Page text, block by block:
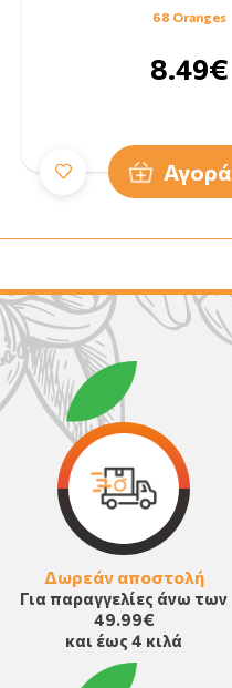
68 Oranges
8.49€
Αγορά
Δωρεάν αποστολή
Για παραγγελίες άνω των
49.99€
και έως 4 κιλά